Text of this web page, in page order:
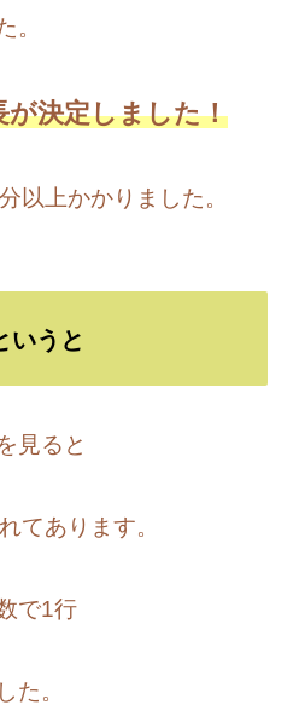
。
が決定しました！
以上かかりました。
いうと
見ると
てあります。
で1行
た。